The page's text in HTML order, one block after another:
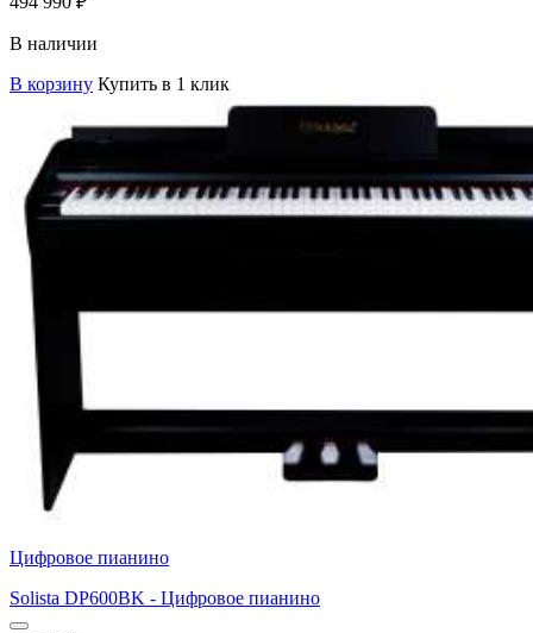
В наличии
В корзину Купить в 1 клик
Цифровое пианино
Solista DP600BK - Цифровое пианино